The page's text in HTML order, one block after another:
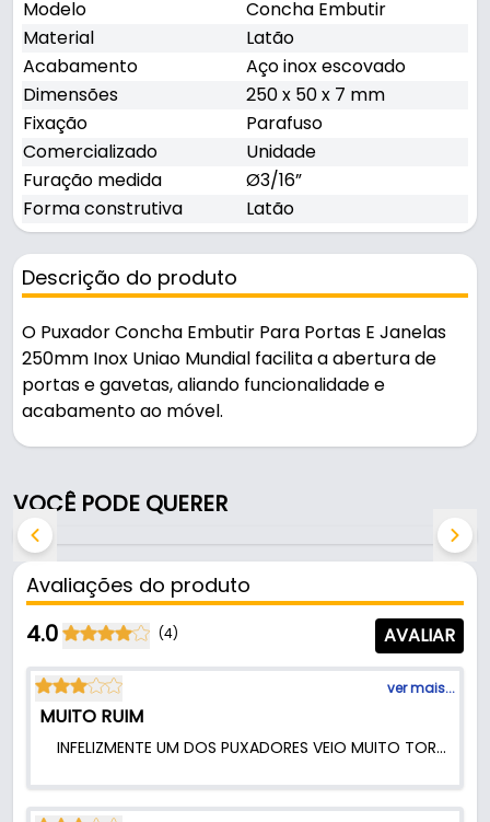
Modelo
Concha Embutir
Material
Latão
Acabamento
Aço inox escovado
Dimensões
250 x 50 x 7 mm
Fixação
Parafuso
Comercializado
Unidade
Furação medida
Ø3/16”
Forma construtiva
Latão
Descrição do produto
O Puxador Concha Embutir Para Portas E Janelas
250mm Inox Uniao Mundial facilita a abertura de
portas e gavetas, aliando funcionalidade e
acabamento ao móvel.
Fabricado em Latão com acabamento aço inox
escovado, é resistente e durável no uso diário. A
fixação é feita por parafuso.
Características:
- Marca: Uniao Mundial
- Modelo: Concha Embutir
- Material: Latão
- Acabamento: Aço inox escovado
- Dimensões: 250 x 50 x 7 mm
- Fixação: Parafuso
- Comercializado: Unidade
VOCÊ PODE QUERER
Avaliações do produto
4.0 (4) AVALIAR
ver mais...
MUITO RUIM
INFELIZMENTE UM DOS PUXADORES VEIO MUITO TORTO E A PARTE INTERNA AONDE ENCAIXA OS DEDOS DAS DUAS PEÇAS ADQUIRIDAS VEIO CORTANTE.